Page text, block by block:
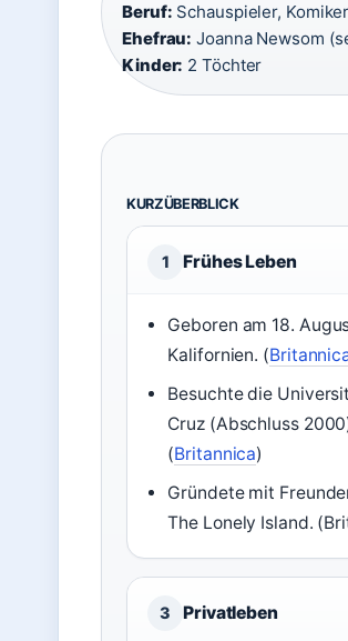
Beruf: Schauspieler,
Ehefrau: Joanna Newsom
Kinder: 2 Töchter
KURZÜBERBLICK
1 Frühes Leben
Geboren am 18.
Kalifornien. (
Besuchte die
Cruz (Abschluss
(Britannica)
Gründete mit
The Lonely Island.
3 Privatleben